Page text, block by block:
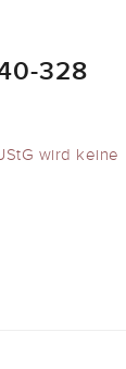
328
wird keine